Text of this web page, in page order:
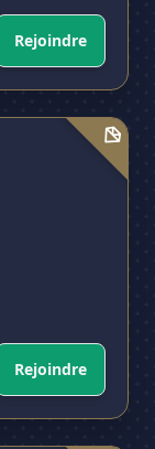
Rejoindre
Rejoindre